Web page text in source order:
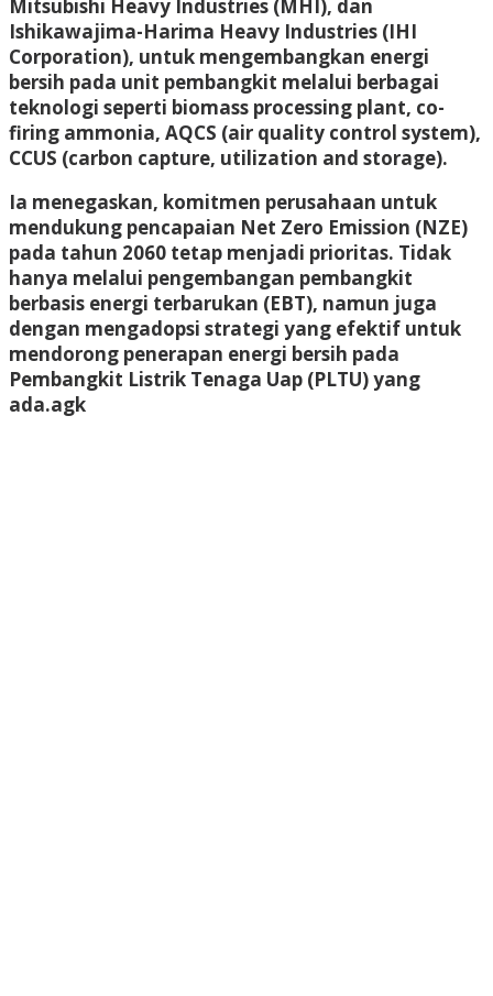
Mitsubishi Heavy Industries (MHI), dan
Ishikawajima-Harima Heavy Industries (IHI
Corporation), untuk mengembangkan energi
bersih pada unit pembangkit melalui berbagai
teknologi seperti biomass processing plant, co-
firing ammonia, AQCS (air quality control system),
CCUS (carbon capture, utilization and storage).
Ia menegaskan, komitmen perusahaan untuk
mendukung pencapaian Net Zero Emission (NZE)
pada tahun 2060 tetap menjadi prioritas. Tidak
hanya melalui pengembangan pembangkit
berbasis energi terbarukan (EBT), namun juga
dengan mengadopsi strategi yang efektif untuk
mendorong penerapan energi bersih pada
Pembangkit Listrik Tenaga Uap (PLTU) yang
ada.agk